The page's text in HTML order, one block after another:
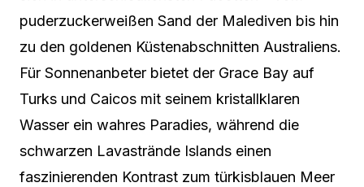
puderzuckerweißen Sand der Malediven bis hin
zu den goldenen Küstenabschnitten Australiens.
Für Sonnenanbeter bietet der Grace Bay auf
Turks und Caicos mit seinem kristallklaren
Wasser ein wahres Paradies, während die
schwarzen Lavastrände Islands einen
faszinierenden Kontrast zum türkisblauen Meer